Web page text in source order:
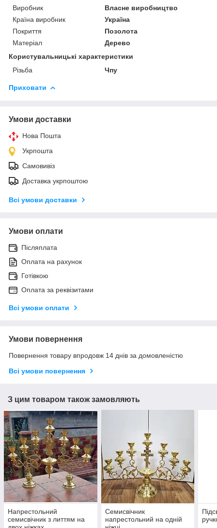
Виробник
Власне виробництво
Країна виробник
Україна
Покриття
Позолота
Матеріал
Дерево
Користувальницькі характеристики
Різьба
Чпу
Приховати
Умови доставки
Нова Пошта
Укрпошта
Самовивіз
Доставка укрпоштою
Всі умови доставки
Умови оплати
Післяплата
Оплата на рахунок
Готівкою
Оплата за реквізитами
Всі умови оплати
Умови повернення
Повернення товару впродовж 14 днів за домовленістю
Всі умови повернення
З цим товаром також замовляють
Напрестольний
семисвічник з литтям на
Семисвічник
напрестольний на одній